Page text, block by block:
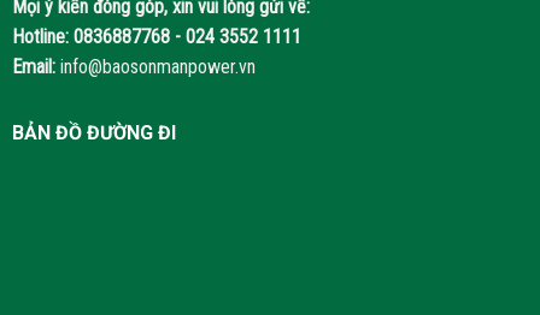
Mọi ý kiến đóng góp, xin vui lòng gửi về:
Hotline: 0836887768 - 024 3552 1111
Email: info@baosonmanpower.vn
BẢN ĐỒ ĐƯỜNG ĐI